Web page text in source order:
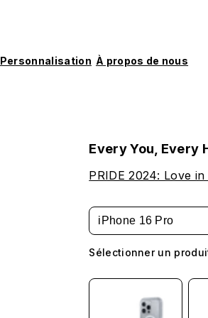
Personnalisation À propos de nous
Every You, Every
PRIDE 2024: Love
iPhone 16 Pro
Sélectionner un